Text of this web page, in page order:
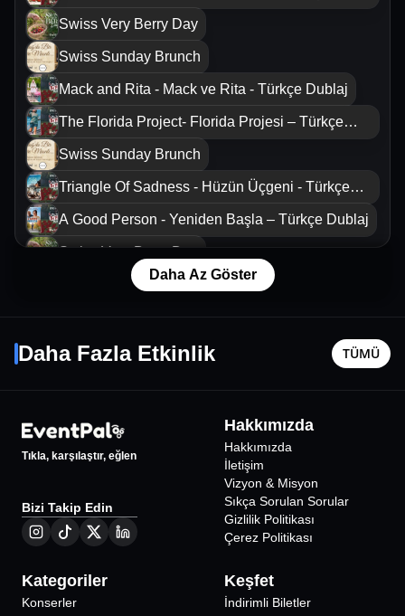
Swiss Very Berry Day
Swiss Sunday Brunch
Mack and Rita - Mack ve Rita - Türkçe Dublaj
The Florida Project- Florida Projesi – Türkçe
Swiss Sunday Brunch
Triangle Of Sadness - Hüzün Üçgeni - Türkçe
A Good Person - Yeniden Başla – Türkçe Dublaj
Swiss Very Berry Day
Swiss Sunday Brunch
Swiss Sunday Brunch
Swiss Sunday Brunch
Swiss Sunday Brunch
Swiss Sunday Brunch
Swiss Sunday Brunch
Daha Az Göster
Daha Fazla Etkinlik TÜMÜ
%75 İNDİRİMLİ
Bursa• Club İnferno Mania Bursa
16 Eylül
Bursa
•
Tıkla, karşılaştır, eğlen
Bizi Takip Edin
Hakkımızda
Hakkımızda
İletişim
Vizyon & Misyon
Sıkça Sorulan Sorular
Gizlilik Politikası
Çerez Politikası
Kategoriler
Konserler
Keşfet
İndirimli Biletler